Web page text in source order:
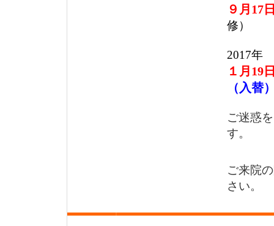
９月17
修）
2017年
１月19
（入替
ご迷惑
す。
ご来院
さい。